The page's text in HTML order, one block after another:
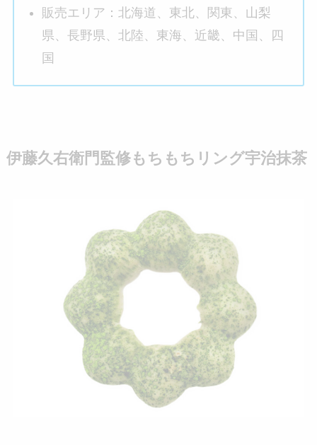
販売エリア：北海道、東北、関東、山梨
県、長野県、北陸、東海、近畿、中国、四
国
伊藤久右衛門監修もちもちリング宇治抹茶